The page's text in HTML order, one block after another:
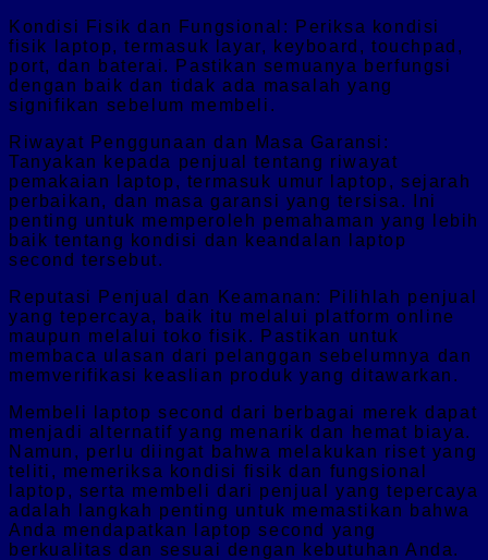
Kondisi Fisik dan Fungsional: Periksa kondisi
fisik laptop, termasuk layar, keyboard, touchpad,
port, dan baterai. Pastikan semuanya berfungsi
dengan baik dan tidak ada masalah yang
signifikan sebelum membeli.
Riwayat Penggunaan dan Masa Garansi:
Tanyakan kepada penjual tentang riwayat
pemakaian laptop, termasuk umur laptop, sejarah
perbaikan, dan masa garansi yang tersisa. Ini
penting untuk memperoleh pemahaman yang lebih
baik tentang kondisi dan keandalan laptop
second tersebut.
Reputasi Penjual dan Keamanan: Pilihlah penjual
yang tepercaya, baik itu melalui platform online
maupun melalui toko fisik. Pastikan untuk
membaca ulasan dari pelanggan sebelumnya dan
memverifikasi keaslian produk yang ditawarkan.
Membeli laptop second dari berbagai merek dapat
menjadi alternatif yang menarik dan hemat biaya.
Namun, perlu diingat bahwa melakukan riset yang
teliti, memeriksa kondisi fisik dan fungsional
laptop, serta membeli dari penjual yang tepercaya
adalah langkah penting untuk memastikan bahwa
Anda mendapatkan laptop second yang
berkualitas dan sesuai dengan kebutuhan Anda.